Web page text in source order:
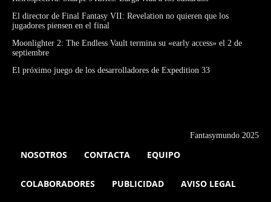
El director de Final Fantasy VII: Revelation no quieren que los
jugadores piensen en el final
Moonlighter 2: The Endless Vault termina su «early access» el 2 de
septiembre
El próximo juego de los desarrolladores de Expedition 33
Fantasymundo 2025
NOSOTROS CONTACTA EQUIPO
COLABORADORES PUBLICIDAD AVISO LEGAL